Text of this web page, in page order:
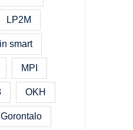
LP2M
smart
MPI
OKH